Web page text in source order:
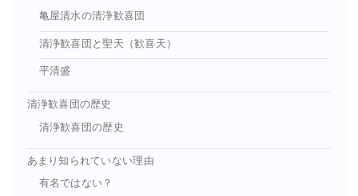
亀屋清水の清浄歓喜団
清浄歓喜団と聖天（歓喜天）
平清盛
清浄歓喜団の歴史
清浄歓喜団の歴史
あまり知られていない理由
有名ではない？